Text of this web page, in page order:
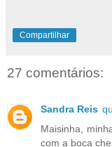
Compartilhar
27 comentários:
Sandra Reis
Maisinha,
com a boca